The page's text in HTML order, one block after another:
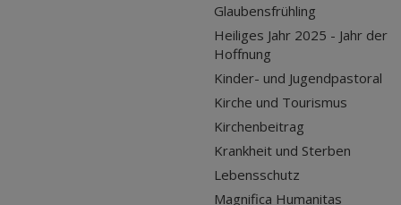
Glaubensfrühling
Heiliges Jahr 2025 - Jahr der
Hoffnung
Kinder- und Jugendpastoral
Kirche und Tourismus
Kirchenbeitrag
Krankheit und Sterben
Lebensschutz
Magnifica Humanitas